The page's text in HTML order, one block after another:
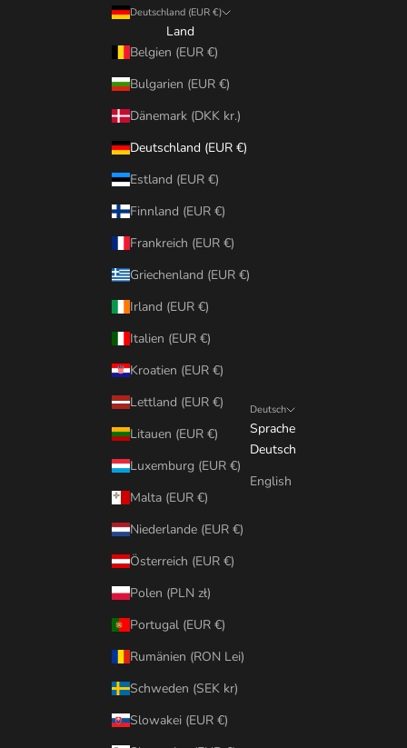
Deutschland (EUR €)
Land
Belgien (EUR €)
Bulgarien (EUR €)
Dänemark (DKK kr.)
Deutschland (EUR €)
Estland (EUR €)
Finnland (EUR €)
Frankreich (EUR €)
Griechenland (EUR €)
Irland (EUR €)
Italien (EUR €)
Kroatien (EUR €)
Lettland (EUR €)
Litauen (EUR €)
Luxemburg (EUR €)
Malta (EUR €)
Niederlande (EUR €)
Österreich (EUR €)
Polen (PLN zł)
Portugal (EUR €)
Rumänien (RON Lei)
Schweden (SEK kr)
Slowakei (EUR €)
Deutsch
Sprache
Deutsch
English